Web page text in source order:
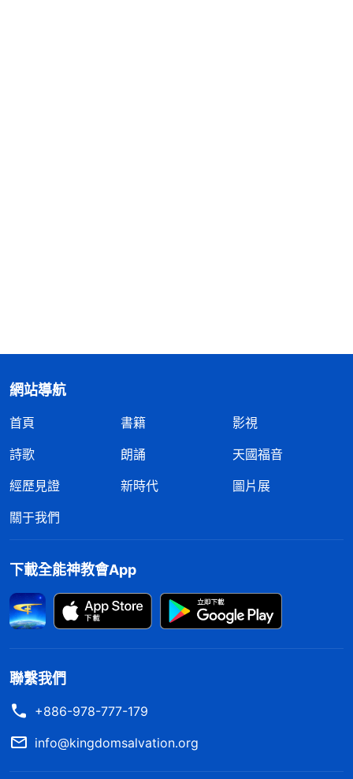
網站導航
首頁 書籍
影視
詩歌
朗誦
天國福音
經歷見證
新時代
圖片展
關于我們
下載全能神教會App
聯繫我們
+886-978-777-179
info@kingdomsalvation.org